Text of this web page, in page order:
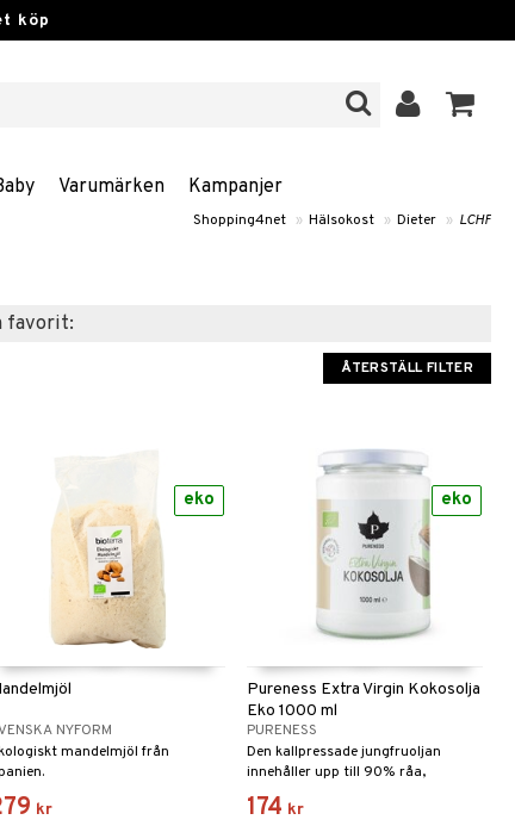
köp
Varumärken Kampanjer
Shopping4net » Hälsokost » Dieter » LCHF
favorit:
ÅTERSTÄLL FILTER
NYFORM
mandelmjöl från
kr
eko
Pureness Extra Virgin Kokosolja
Eko 1000 ml
PURENESS
Den kallpressade jungfruoljan
innehåller upp till 90% råa,
mättade fettsyror.
174 kr
eko